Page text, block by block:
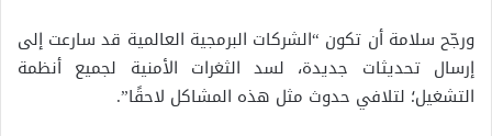
ورجّح سلامة أن تكون “الشركات البرمجية العالمية قد سارعت إلى
إرسال تحديثات جديدة، لسد الثغرات الأمنية لجميع أنظمة
التشغيل؛ لتلافي حدوث مثل هذه المشاكل لاحقًا”.